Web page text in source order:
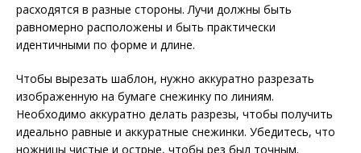
расходятся в разные стороны. Лучи должны быть
равномерно расположены и быть практически
идентичными по форме и длине.
Чтобы вырезать шаблон, нужно аккуратно разрезать
изображенную на бумаге снежинку по линиям.
Необходимо аккуратно делать разрезы, чтобы получить
идеально равные и аккуратные снежинки. Убедитесь, что
ножницы чистые и острые, чтобы рез был точным.